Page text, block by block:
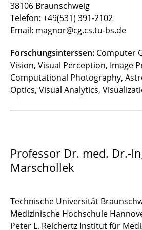
38106 Braunschweig
Telefon:+49(531) 391-2102
Email: magnor@cg.cs.tu-bs.de
Forschungsinterssen: Computer
Vision, Visual Perception, Image
Computational Photography,
Optics, Visual Analytics,
Professor Dr. med. Dr.-
Marschollek
Technische Universität
Medizinische Hochschule
Peter L. Reichertz Institut für